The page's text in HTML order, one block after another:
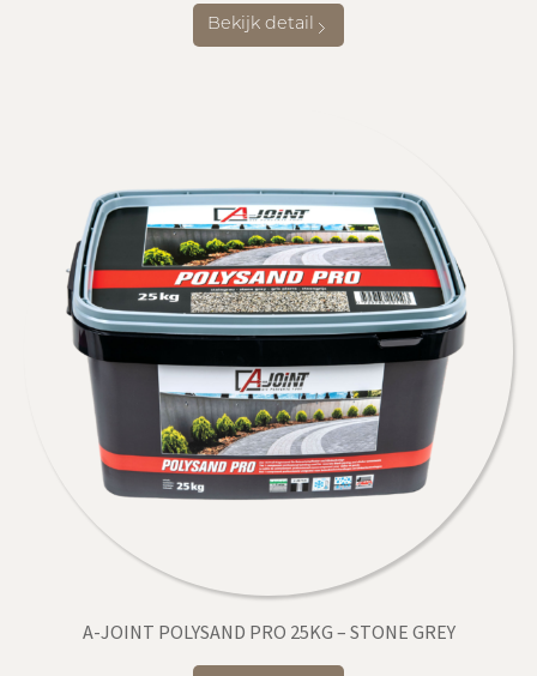
Bekijk detail
A-JOINT POLYSAND PRO 25KG – STONE GREY